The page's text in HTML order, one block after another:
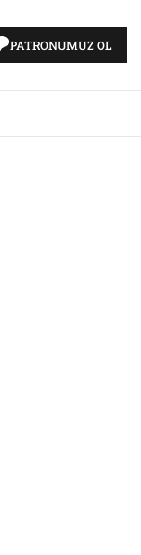
PATRONUMUZ OL